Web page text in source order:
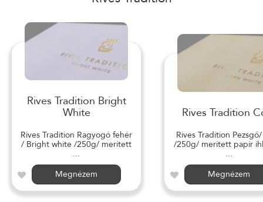
Rives Tradition Bright
White
Rives Tradition Ragyogó fehér
/ Bright white /250g/ merített
...
Megnézem
Rives Tradition
Rives Tradition
/250g/ merített papír
...
Megnézem